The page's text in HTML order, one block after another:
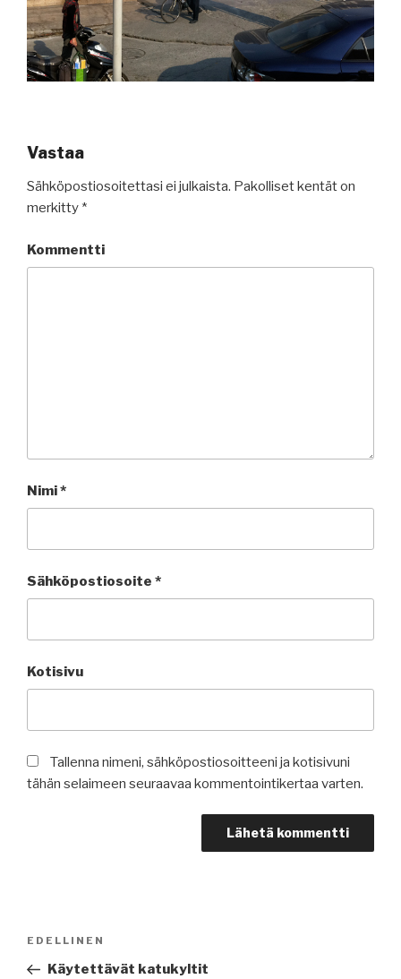
Vastaa
Sähköpostiosoitettasi ei julkaista. Pakolliset kentät on
merkitty *
Kommentti
Nimi*
Sähköpostiosoite *
Kotisivu
Tallenna nimeni, sähköpostiosoitteeni ja kotisivuni
tähän selaimeen seuraavaa kommentointikertaa varten.
Edellinen
artikkeli
EDELLINEN
Käytettävät katukyltit